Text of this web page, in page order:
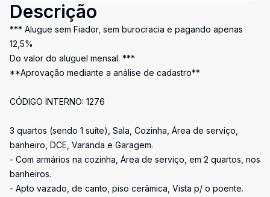
Descrição
*** Alugue sem Fiador, sem burocracia e pagando apenas
12,5%
Do valor do aluguel mensal. ***
**Aprovação mediante a análise de cadastro**
CÓDIGO INTERNO: 1276
3 quartos (sendo 1 suíte), Sala, Cozinha, Área de serviço,
banheiro, DCE, Varanda e Garagem.
- Com armários na cozinha, Área de serviço, em 2 quartos, nos
banheiros.
- Apto vazado, de canto, piso cerâmica, Vista p/ o poente.